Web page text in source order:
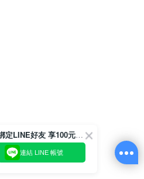
綁定LINE好友 享100元折價券
連結 LINE 帳號